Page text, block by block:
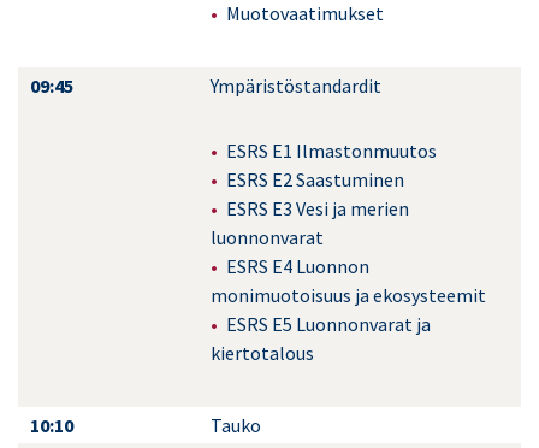
Muotovaatimukset
09:45 Ympäristöstandardit
ESRS E1 Ilmastonmuutos
ESRS E2 Saastuminen
ESRS E3 Vesi ja merien
luonnonvarat
ESRS E4 Luonnon
monimuotoisuus ja ekosysteemit
ESRS E5 Luonnonvarat ja
kiertotalous
10:10
Tauko